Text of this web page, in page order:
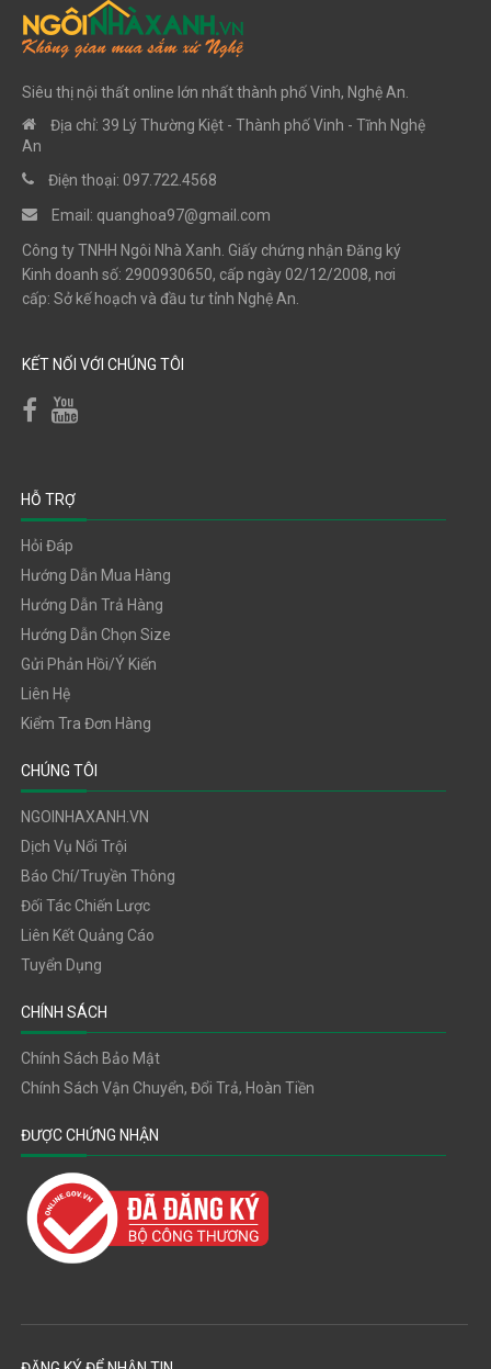
Siêu thị nội thất online lớn nhất thành phố Vinh, Nghệ An.
Địa chỉ: 39 Lý Thường Kiệt - Thành phố Vinh - Tĩnh Nghệ
An
Điện thoại: 097.722.4568
Email: quanghoa97@gmail.com
Công ty TNHH Ngôi Nhà Xanh. Giấy chứng nhận Đăng ký
Kinh doanh số: 2900930650, cấp ngày 02/12/2008, nơi
cấp: Sở kế hoạch và đầu tư tỉnh Nghệ An.
KẾT NỐI VỚI CHÚNG TÔI
HỖ TRỢ
Hỏi Đáp
Hướng Dẫn Mua Hàng
Hướng Dẫn Trả Hàng
Hướng Dẫn Chọn Size
Gửi Phản Hồi/ý Kiến
Liên Hệ
Kiểm Tra Đơn Hàng
CHÚNG TÔI
NGOINHAXANH.VN
Dịch Vụ Nổi Trội
Báo Chí/truyền Thông
Đối Tác Chiến Lược
Liên Kết Quảng Cáo
Tuyển Dụng
CHÍNH SÁCH
Chính Sách Bảo Mật
Chính Sách Vận Chuyển, Đổi Trả, Hoàn Tiền
ĐƯỢC CHỨNG NHẬN